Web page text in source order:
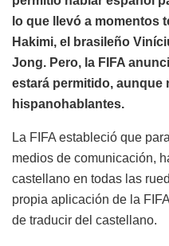
lo que llevó a momentos
Hakimi, el brasileño
Jong. Pero, la FIFA
estará permitido,
hispanohablantes.
La FIFA estableció que
medios de comunicación,
castellano en todas las
propia aplicación de la
de traducir del castellano.